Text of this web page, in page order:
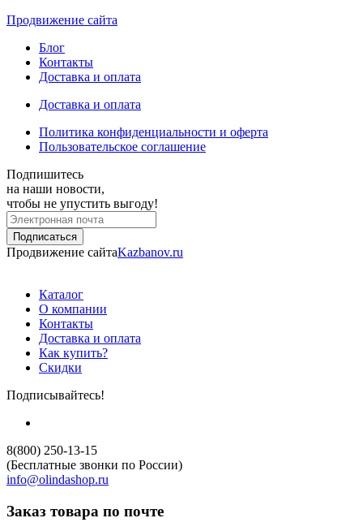
Продвижение сайта
Блог
Контакты
Доставка и оплата
Доставка и оплата
Политика конфиденциальности и оферта
Пользовательское соглашение
Подпишитесь
на наши новости,
чтобы не упустить выгоду!
Продвижение сайтаKazbanov.ru
Каталог
О компании
Контакты
Доставка и оплата
Как купить?
Скидки
Подписывайтесь!
8(800) 250-13-15
(Бесплатные звонки по России)
info@olindashop.ru
Заказ товара по почте